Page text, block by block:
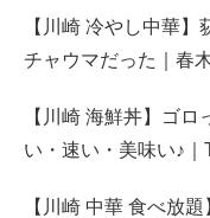
【川崎 冷やし中華】
チャウマだった｜春
【川崎 海鮮丼】ゴ
い・速い・美味い♪｜
【川崎 中華 食べ放